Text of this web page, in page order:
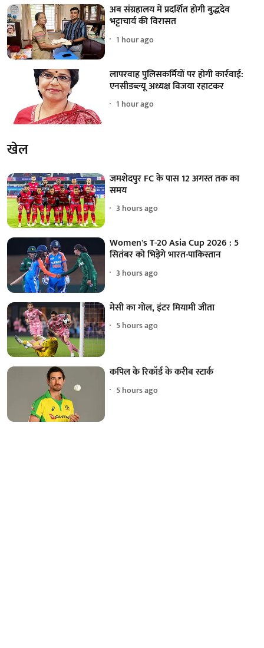
अब संग्रहालय में प्रदर्शित होगी बुद्धदेव
भट्टाचार्य की विरासत
1 hour ago
लापरवाह पुलिसकर्मियों पर होगी कार्रवाई:
एनसीडब्ल्यू अध्यक्ष विजया रहाटकर
1 hour ago
खेल
जमशेदपुर FC के पास 12 अगस्त तक का
समय
3 hours ago
Women's T-20 Asia Cup 2026 : 5
सितंबर को भिड़ेंगे भारत-पाकिस्तान
3 hours ago
मेसी का गोल, इंटर मियामी जीता
5 hours ago
कपिल के रिकॉर्ड के करीब स्टार्क
5 hours ago